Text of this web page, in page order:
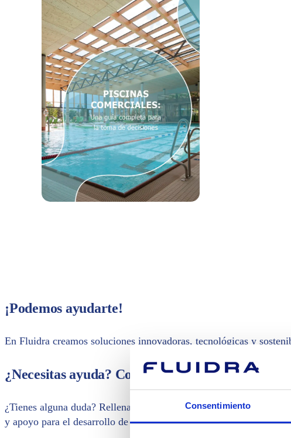
Consentimiento
¡Podemos ayudarte!
En Fluidra creamos soluciones innovadoras, tecnológicas y
¿Necesitas ayuda? Contacta con un experto
¿Tienes alguna duda? Rellena el formulario y contacta con uno
y apoyo para el desarrollo de proyectos acuáticos en los sectores: